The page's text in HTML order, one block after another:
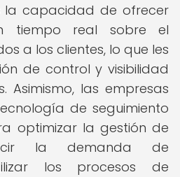
la capacidad de ofrecer
tiempo real sobre el
a los clientes, lo que les
de control y visibilidad
Asimismo, las empresas
de seguimiento
optimizar la gestión de
la demanda de
los procesos de